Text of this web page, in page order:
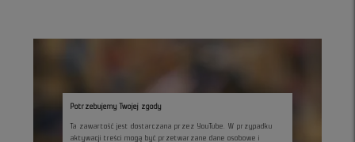
Potrzebujemy Twojej zgody
Ta zawartość jest dostarczana przez YouTube. W przypadku
aktywacji treści mogą być przetwarzane dane osobowe i